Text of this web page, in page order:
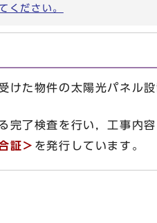
ください。
た物件の太陽光パネル設
了検査を行い，工事内
証＞ を発行しています。